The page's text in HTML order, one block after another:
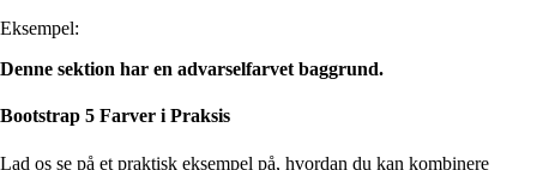
Eksempel:
Denne sektion har en advarselfarvet baggrund.
Bootstrap 5 Farver i Praksis
Lad os se på et praktisk eksempel på, hvordan du kan kombinere